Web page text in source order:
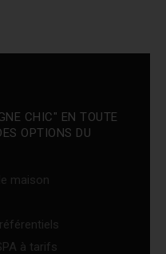
CHIC" EN TOUTE
OPTIONS DU
maison
à tarifs